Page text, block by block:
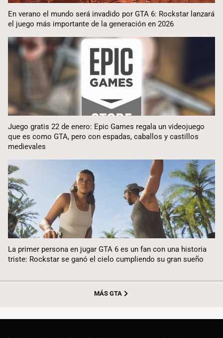
En verano el mundo será invadido por GTA 6: Rockstar lanzará
el juego más importante de la generación en 2026
Juego gratis 22 de enero: Epic Games regala un videojuego
que es como GTA, pero con espadas, caballos y castillos
medievales
La primer persona en jugar GTA 6 es un fan con una historia
triste: Rockstar se ganó el cielo cumpliendo su gran sueño
MÁS GTA